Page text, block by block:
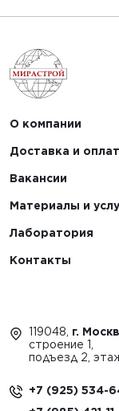
О компании
Доставка и
Вакансии
Материалы и
Лаборатория
Контакты
119048, г.
строение 1,
подъезд 2,
+7 (925) 534-